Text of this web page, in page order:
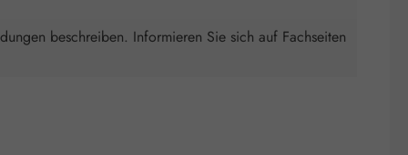
beschreiben. Informieren Sie sich auf Fachseiten